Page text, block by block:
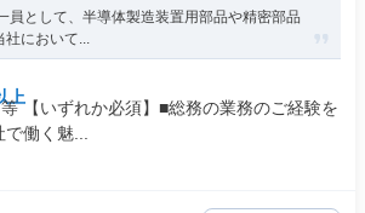
員として、半導体製造装置用部品や精密部品
社において...
上
【いずれか必須】■総務の業務のご経験を
働く魅...